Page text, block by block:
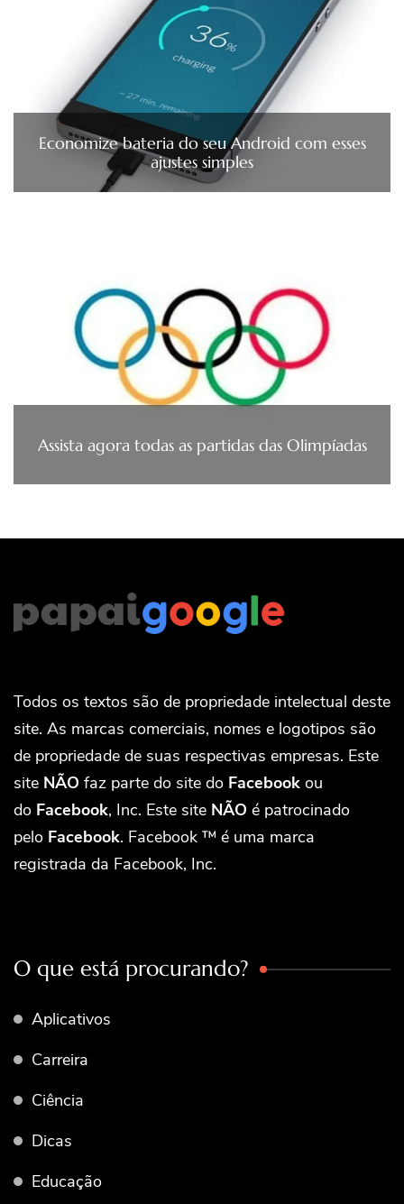
Economize bateria do seu Android com esses
ajustes simples
Assista agora todas as partidas das Olimpíadas
Todos os textos são de propriedade intelectual deste
site. As marcas comerciais, nomes e logotipos são
de propriedade de suas respectivas empresas. Este
site NÃO faz parte do site do Facebook ou
do Facebook, Inc. Este site NÃO é patrocinado
pelo Facebook. Facebook ™ é uma marca
registrada da Facebook, Inc.
O que está procurando?
Aplicativos
Carreira
Ciência
Dicas
Educação